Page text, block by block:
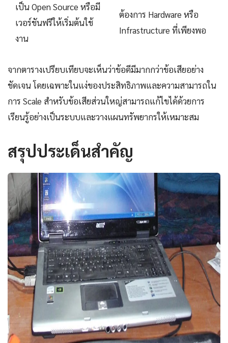
เป็น Open Source หรือมี
เวอร์ชันฟรีให้เริ่มต้นใช้
งาน
ต้องการ Hardware หรือ
Infrastructure ที่เพียงพอ
จากตารางเปรียบเทียบจะเห็นว่าข้อดีมีมากกว่าข้อเสียอย่าง
ชัดเจน โดยเฉพาะในแง่ของประสิทธิภาพและความสามารถใน
การ Scale สำหรับข้อเสียส่วนใหญ่สามารถแก้ไขได้ด้วยการ
เรียนรู้อย่างเป็นระบบและวางแผนทรัพยากรให้เหมาะสม
สรุปประเด็นสำคัญ